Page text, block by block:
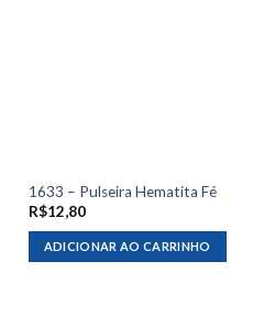
1633 – Pulseira Hematita Fé
R$12,80
ADICIONAR AO CARRINHO